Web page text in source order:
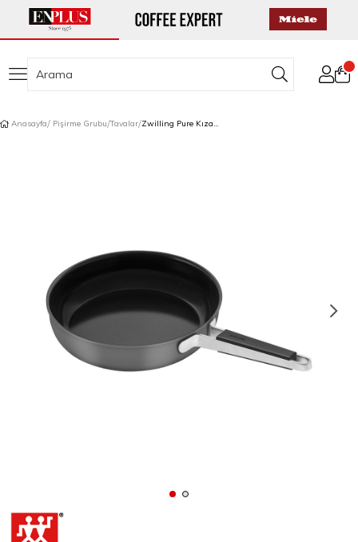
Anasayfa Pişirme Grubu Tavalar Zwilling Pure Kızartma Tavası 28 cm Gri